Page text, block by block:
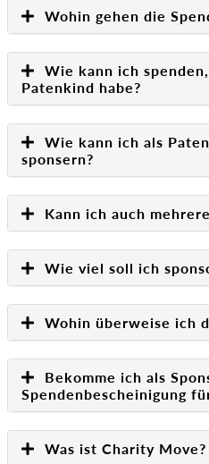
Wohin gehen die
Wie kann ich
Patenkind habe?
Wie kann ich als
sponsern?
Kann ich auch
Wie viel soll ich
Wohin überweise ich
Bekomme ich als
Spendenbescheinigung
Was ist Charity Move?